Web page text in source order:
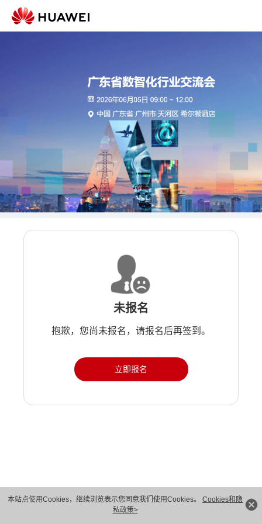
本站点使用Cookies，继续浏览表示您同意我们使用Cookies。 Cookies和隐
私政策>
未报名
抱歉，您尚未报名，请报名后再签到。
立即报名
版权所有 © 华为技术有限公司 1998-2026。 保留一切权利。粤A2-20044005号
隐私保护
法律声明